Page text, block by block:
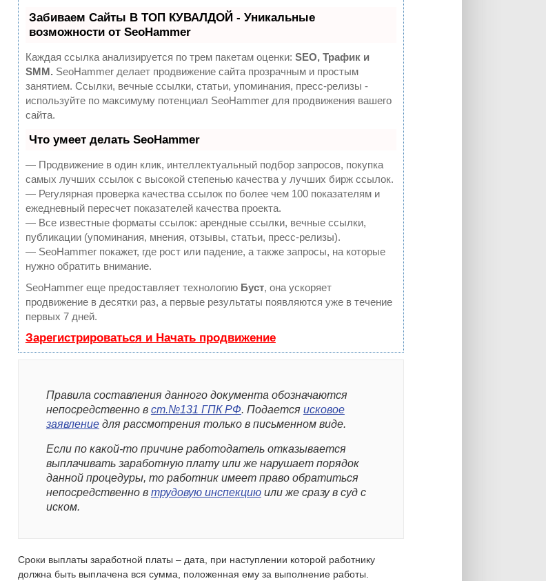
Забиваем Сайты В ТОП КУВАЛДОЙ - Уникальные
возможности от SeoHammer
Каждая ссылка анализируется по трем пакетам оценки: SEO, Трафик и
SMM. SeoHammer делает продвижение сайта прозрачным и простым
занятием. Ссылки, вечные ссылки, статьи, упоминания, пресс-релизы -
используйте по максимуму потенциал SeoHammer для продвижения вашего
сайта.
Что умеет делать SeoHammer
— Продвижение в один клик, интеллектуальный подбор запросов, покупка
самых лучших ссылок с высокой степенью качества у лучших бирж ссылок.
— Регулярная проверка качества ссылок по более чем 100 показателям и
ежедневный пересчет показателей качества проекта.
— Все известные форматы ссылок: арендные ссылки, вечные ссылки,
публикации (упоминания, мнения, отзывы, статьи, пресс-релизы).
— SeoHammer покажет, где рост или падение, а также запросы, на которые
нужно обратить внимание.
SeoHammer еще предоставляет технологию Буст, она ускоряет
продвижение в десятки раз, а первые результаты появляются уже в течение
первых 7 дней.
Зарегистрироваться и Начать продвижение
Правила составления данного документа обозначаются
непосредственно в ст.№131 ГПК РФ. Подается исковое
заявлениедля рассмотрения только в письменном виде.
Если по какой-то причине работодатель отказывается
выплачивать заработную плату или же нарушает порядок
данной процедуры, то работник имеет право обратиться
непосредственно в трудовую инспекциюили же сразу в суд с
иском.
Сроки выплаты заработной платы – дата, при наступлении которой работнику
должна быть выплачена вся сумма, положенная ему за выполнение работы.